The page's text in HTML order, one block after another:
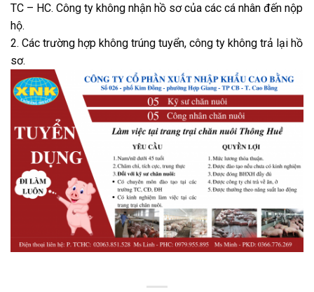
TC – HC. Công ty không nhận hồ sơ của các cá nhân đến nộp
hộ.
2. Các trường hợp không trúng tuyển, công ty không trả lại hồ
sơ.